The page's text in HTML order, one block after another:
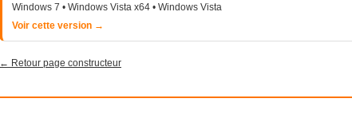
Windows 7 • Windows Vista x64 • Windows Vista
Voir cette version →
← Retour page constructeur